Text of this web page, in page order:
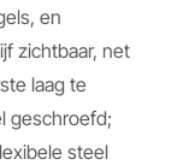
en
zichtbaar, net
laag te
geschroefd;
steel